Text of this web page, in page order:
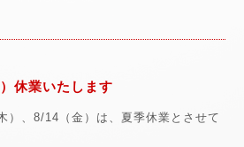
休業いたします
）、8/14（金）は、夏季休業とさせて